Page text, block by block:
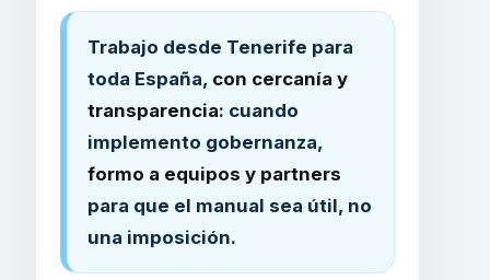
Trabajo desde Tenerife para
toda España, con cercanía y
transparencia: cuando
implemento gobernanza,
formo a equipos y partners
para que el manual sea útil, no
una imposición.